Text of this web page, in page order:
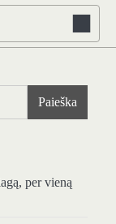
Paieška
per vieną